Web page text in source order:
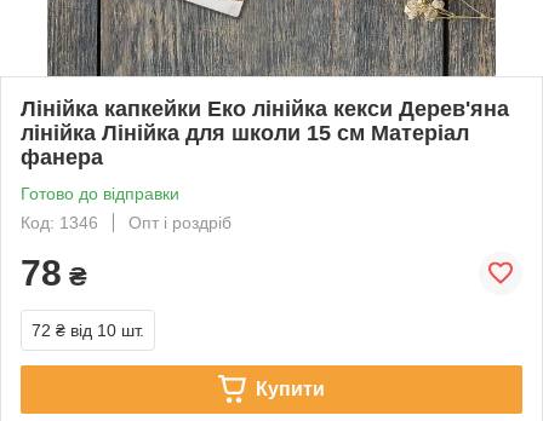
Лінійка капкейки Еко лінійка кекси Дерев'яна
лінійка Лінійка для школи 15 см Матеріал
фанера
Готово до відправки
Код: 1346
Опт і роздріб
78 ₴
72 ₴ від 10 шт.
Купити